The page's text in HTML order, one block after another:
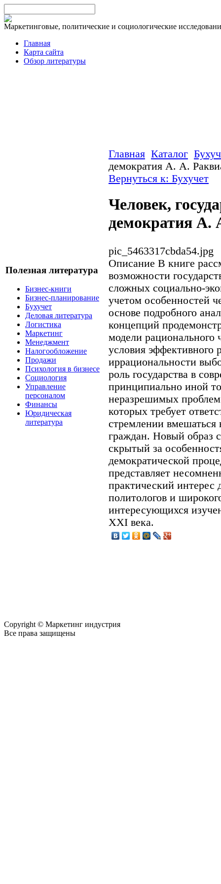
Маркетинговые, политические и социологические
Главная
Карта сайта
Обзор литературы
Полезная литература
Бизнес-книги
Бизнес-планирование
Бухучет
Деловая литература
Логистика
Маркетинг
Менеджмент
Налогообложение
Продажи
Психология в бизнесе
Социология
Управление
персоналом
Финансы
Юридическая
литература
Главная Каталог
демократия А. А.
Вернуться к: Бухучет
Человек,
демократия А.
pic_5463317cbda54.jpg
Описание В книге
возможности
сложных социально-
учетом особенностей
основе подробного
концепций
модели рационального
условия эффективного
иррациональности
роль государства в
принципиально иной
неразрешимых
которых требует
стремлении вмешаться
граждан. Новый образ
скрытый за
демократической
представляет
практический интерес
политологов и
интересующихся
XXI века.
Copyright © Маркетинг индустрия
Все права защищены